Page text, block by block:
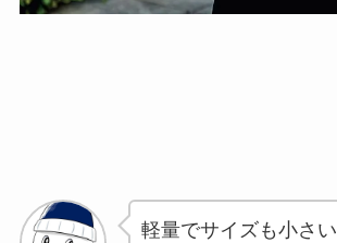
軽量でサイズも小さい